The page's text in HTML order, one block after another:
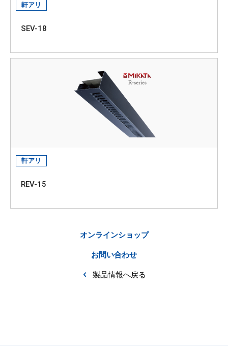
軒アリ
SEV-18
軒アリ
REV-15
オンラインショップ
お問い合わせ
製品情報へ戻る